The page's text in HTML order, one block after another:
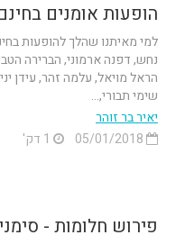
הופעות אומנים
למי מאיתנו שהלך להופעות
נחש, דפנה ארמוני, הברירה
הראל מויאל, עלמה זהר, עידן
שימי תבורי,...
יאיר בר זוהר
פירוש חלומות -